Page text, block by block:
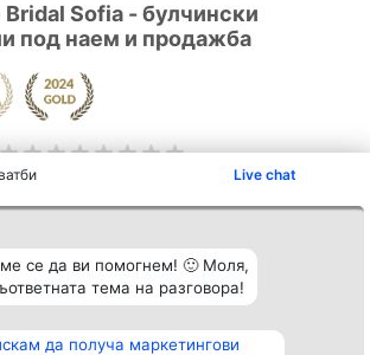
Live chat
се да ви помогнем! 🙂 Моля,
тема на разговора!
да получа маркетингови
Bridal Sofia - булчински
под наем и продажба
Списък на
всички
победители
Статут/Устав
Контакти